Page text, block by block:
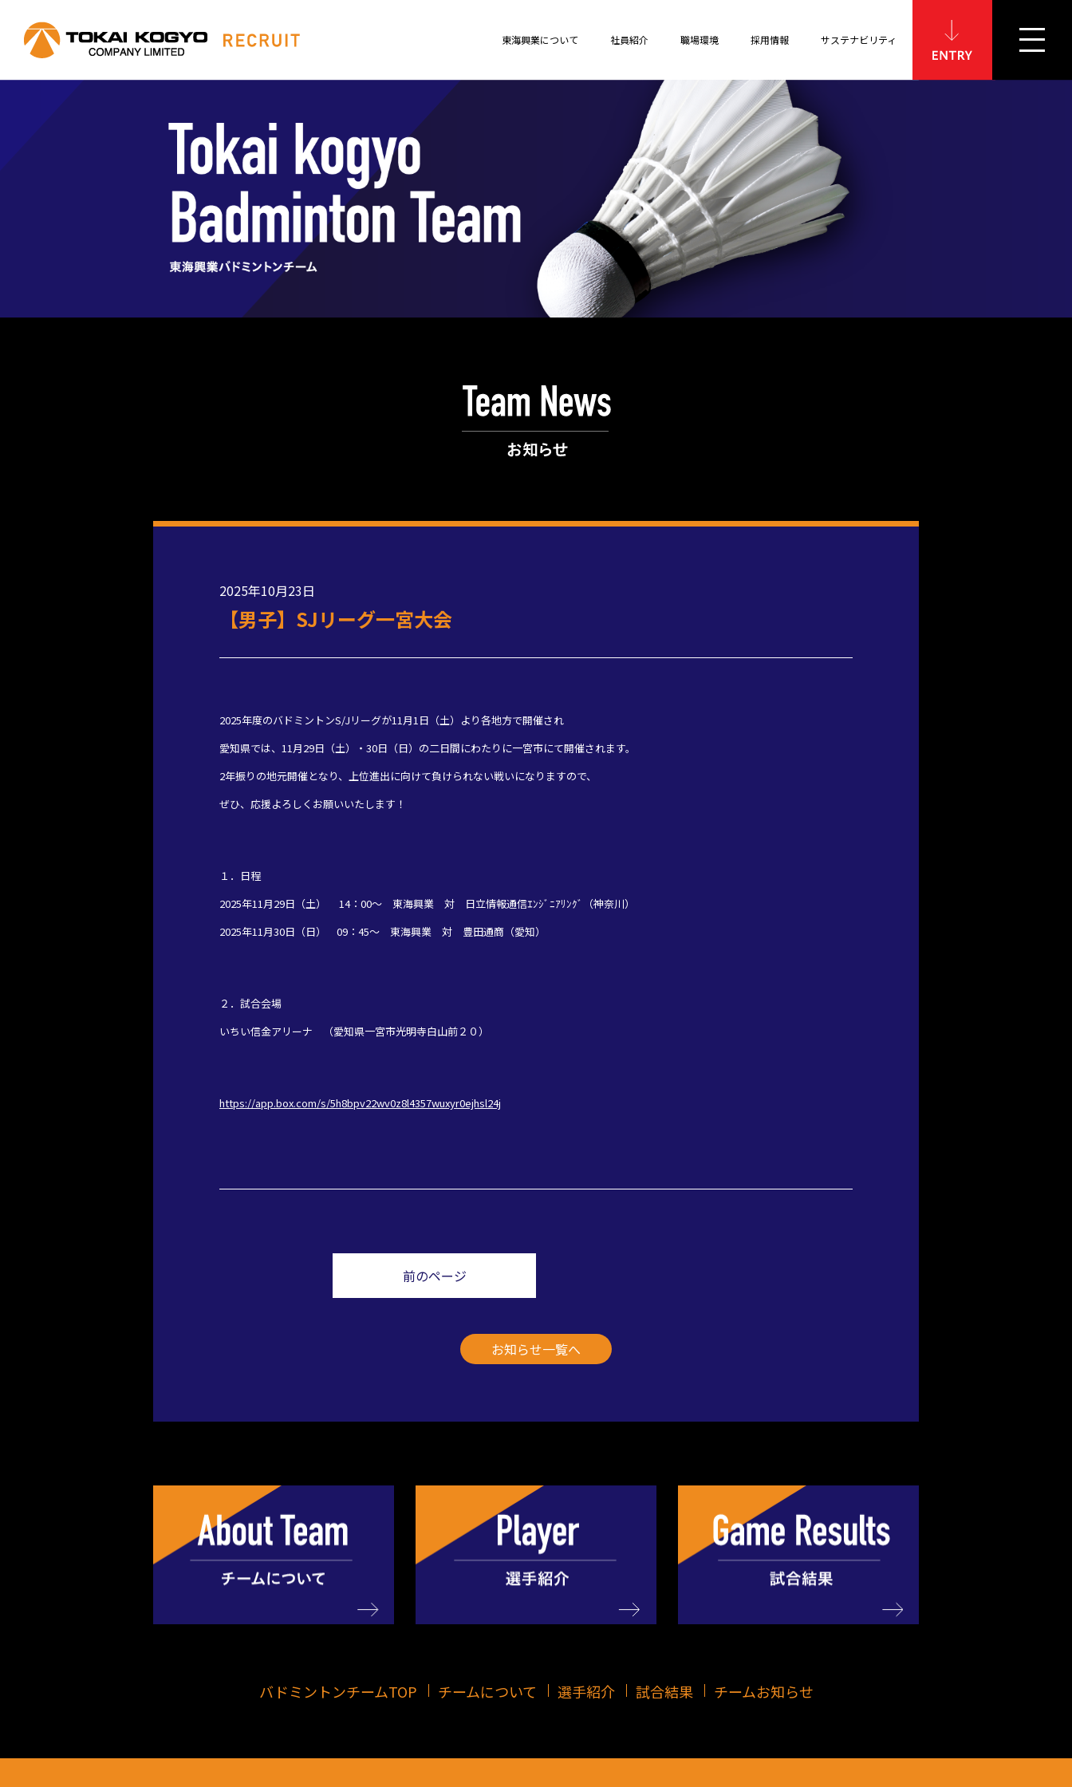
東海興業株式会社東海興業について 社員紹介 職場環境 採用情報 サステナビリティ
2025年10月23日
【男子】SJリーグ一宮大会
2025年度のバドミントンS/Jリーグが11月1日（土）より各地方で開催され
愛知県では、11月29日（土）・30日（日）の二日間にわたりに一宮市にて開催されます。
2年振りの地元開催となり、上位進出に向けて負けられない戦いになりますので、
ぜひ、応援よろしくお願いいたします！
１．日程
2025年11月29日（土） 14：00～ 東海興業 対 日立情報通信ｴﾝｼﾞﾆｱﾘﾝｸﾞ（神奈川）
2025年11月30日（日） 09：45～ 東海興業 対 豊田通商（愛知）
２．試合会場
いちい信金アリーナ （愛知県一宮市光明寺白山前２０）
https://app.box.com/s/5h8bpv22wv0z8l4357wuxyr0ejhsl24j
前のページ
お知らせ一覧へ
バドミントンチームTOP チームについて 選手紹介 試合結果 チームお知らせ